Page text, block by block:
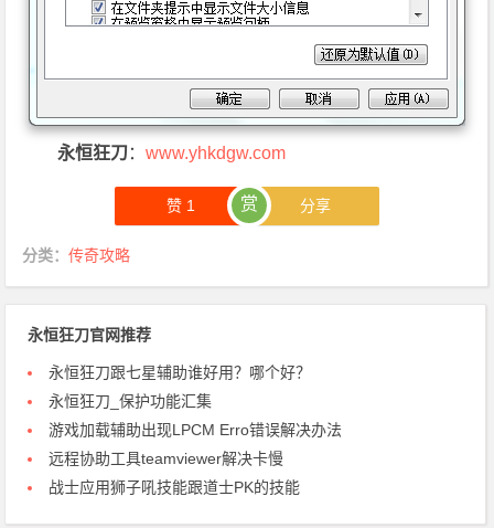
永恒狂刀：www.yhkdgw.com
赞1 赏 分享
分类：传奇攻略
永恒狂刀官网推荐
永恒狂刀跟七星辅助谁好用？哪个好？
永恒狂刀_保护功能汇集
游戏加载辅助出现LPCM Erro错误解决办法
远程协助工具teamviewer解决卡慢
战士应用狮子吼技能跟道士PK的技能